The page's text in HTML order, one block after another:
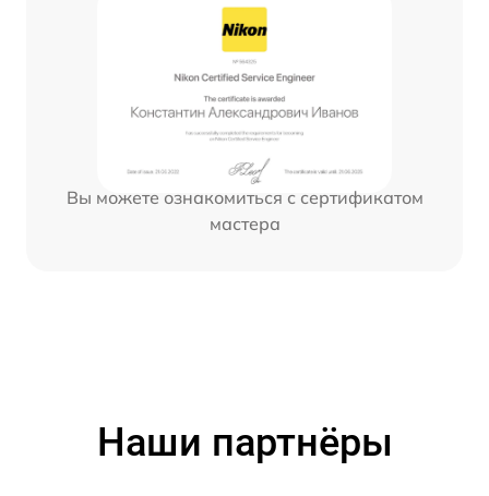
Вы можете ознакомиться с сертификатом
мастера
Наши партнёры